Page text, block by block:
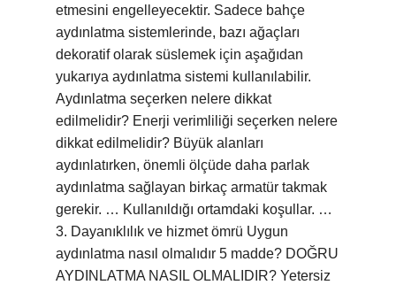
etmesini engelleyecektir. Sadece bahçe
aydınlatma sistemlerinde, bazı ağaçları
dekoratif olarak süslemek için aşağıdan
yukarıya aydınlatma sistemi kullanılabilir.
Aydınlatma seçerken nelere dikkat
edilmelidir? Enerji verimliliği seçerken nelere
dikkat edilmelidir? Büyük alanları
aydınlatırken, önemli ölçüde daha parlak
aydınlatma sağlayan birkaç armatür takmak
gerekir. … Kullanıldığı ortamdaki koşullar. …
3. Dayanıklılık ve hizmet ömrü Uygun
aydınlatma nasıl olmalıdır 5 madde? DOĞRU
AYDINLATMA NASIL OLMALIDIR? Yetersiz